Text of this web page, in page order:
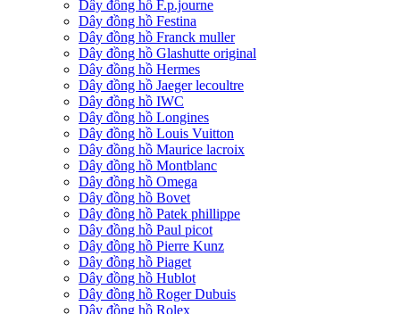
Dây đồng hồ F.p.journe
Dây đồng hồ Festina
Dây đồng hồ Franck muller
Dây đồng hồ Glashutte original
Dây đồng hồ Hermes
Dây đồng hồ Jaeger lecoultre
Dây đồng hồ IWC
Dây đồng hồ Longines
Dây đồng hồ Louis Vuitton
Dây đồng hồ Maurice lacroix
Dây đồng hồ Montblanc
Dây đồng hồ Omega
Dây đồng hồ Bovet
Dây đồng hồ Patek phillippe
Dây đồng hồ Paul picot
Dây đồng hồ Pierre Kunz
Dây đồng hồ Piaget
Dây đồng hồ Hublot
Dây đồng hồ Roger Dubuis
Dây đồng hồ Rolex